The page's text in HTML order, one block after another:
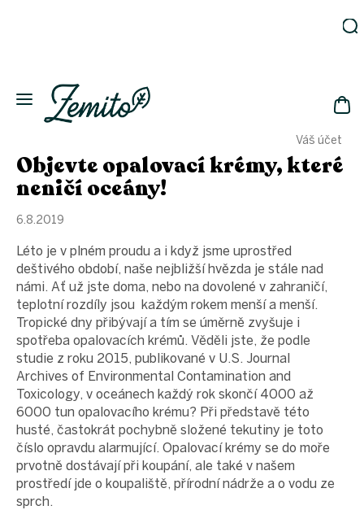
Váš účet
Eko
domácnost
Kosmetika
láhve
Akce
a ušetři
Novinky
Vánoce
Přihlášení
Objevte opalovací krémy, které
neničí oceány!
6.8.2019
Léto je v plném proudu a i když jsme uprostřed
deštivého období, naše nejbližší hvězda je stále nad
námi. Ať už jste doma, nebo na dovolené v zahraničí,
teplotní rozdíly jsou každým rokem menší a menší.
Tropické dny přibývají a tím se úměrně zvyšuje i
spotřeba opalovacích krémů. Věděli jste, že podle
studie z roku 2015, publikované v U.S. Journal
Archives of Environmental Contamination and
Toxicology, v oceánech každý rok skončí 4000 až
6000 tun opalovacího krému? Při představě této
husté, častokrát pochybně složené tekutiny je toto
číslo opravdu alarmující. Opalovací krémy se do moře
prvotně dostávají při koupání, ale také v našem
prostředí jde o koupaliště, přírodní nádrže a o vodu ze
sprch.